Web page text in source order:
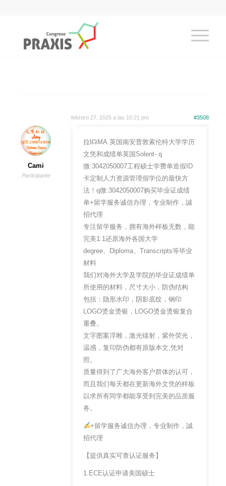
febrero 27, 2025 a las 10:21 pm #3508
Cami
Participante
拉l☊MA.英国南安普敦索伦特大学学历
文凭和成绩单英国Solent- q
微:3042050007工程硕士学费单造假ID
卡定制人力资源管理假学位的最快方
法！q微:3042050007购买毕业证成绩
单+留学服务诚信办理，专业制作，誠
招代理
专注留学服务，拥有海外样板无数，能
完美1:1还原海外各国大学
degree、Diploma、Transcripts等毕业
材料
我们对海外大学及学院的毕业证成绩单
所使用的材料，尺寸大小，防伪结构
包括：隐形水印，阴影底纹，钢印
LOGO烫金烫银，LOGO烫金烫银复合
重叠。
文字图案浮雕，激光镭射，紫外荧光，
温感，复印防伪都有原版本文,凭对
照。
质量得到了广大海外客户群体的认可，
而且我们每天都在更新海外文凭的样板
以求所有同学都能享受到完美的品质服
务。
+留学服务诚信办理，专业制作，誠
招代理
【提供真实可查认证服务】
1.ECE认证申请美国硕士